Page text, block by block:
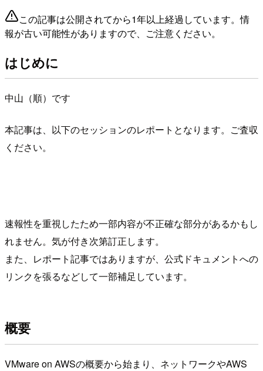
この記事は公開されてから1年以上経過しています。情
報が古い可能性がありますので、ご注意ください。
はじめに
中山（順）です
本記事は、以下のセッションのレポートとなります。ご査収
ください。
速報性を重視したため一部内容が不正確な部分があるかもし
れません。気が付き次第訂正します。
また、レポート記事ではありますが、公式ドキュメントへの
リンクを張るなどして一部補足しています。
概要
VMware on AWSの概要から始まり、ネットワークやAWS